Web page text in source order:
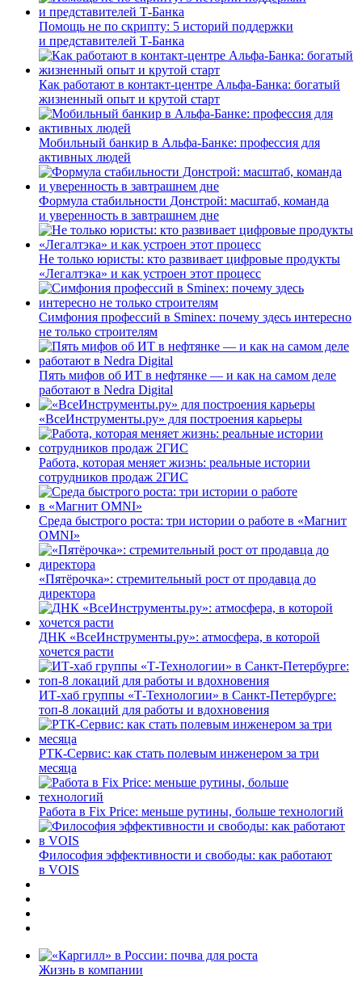
Помощь не по скрипту: 5 историй поддержки
и представителей Т-Банка
Как работают в контакт-центре Альфа-Банка: богатый
жизненный опыт и крутой старт
Мобильный банкир в Альфа-Банке: профессия для
активных людей
Формула стабильности Донстрой: масштаб, команда
и уверенность в завтрашнем дне
Не только юристы: кто развивает цифровые продукты
«Легалтэка» и как устроен этот процесс
Симфония профессий в Sminex: почему здесь интересно
не только строителям
Пять мифов об ИТ в нефтянке — и как на самом деле
работают в Nedra Digital
«ВсеИнструменты.ру» для построения карьеры
Работа, которая меняет жизнь: реальные истории
сотрудников продаж 2ГИС
Среда быстрого роста: три истории о работе в «Магнит
OMNI»
«Пятёрочка»: стремительный рост от продавца до
директора
ДНК «ВсеИнструменты.ру»: атмосфера, в которой
хочется расти
ИТ-хаб группы «Т-Технологии» в Санкт-Петербурге:
топ-8 локаций для работы и вдохновения
РТК-Сервис: как стать полевым инженером за три
месяца
Работа в Fix Price: меньше рутины, больше технологий
Философия эффективности и свободы: как работают
в VOIS
Жизнь в компании